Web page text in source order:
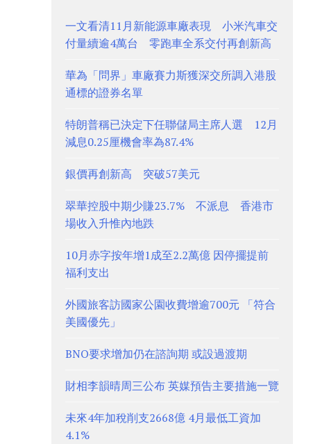
一文看清11月新能源車廠表現 小米汽車交
付量續逾4萬台 零跑車全系交付再創新高
華為「問界」車廠賽力斯獲深交所調入港股
通標的證券名單
特朗普稱已決定下任聯儲局主席人選 12月
減息0.25厘機會率為87.4%
銀價再創新高 突破57美元
翠華控股中期少賺23.7% 不派息 香港市
場收入升惟內地跌
10月赤字按年增1成至2.2萬億 因停擺提前
福利支出
外國旅客訪國家公園收費增逾700元 「符合
美國優先」
BNO要求增加仍在諮詢期 或設過渡期
財相李韻晴周三公布 英媒預告主要措施一覽
未來4年加稅削支2668億 4月最低工資加
4.1%